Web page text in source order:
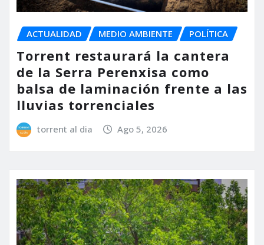
ACTUALIDAD MEDIO AMBIENTE POLÍTICA
Torrent restaurará la cantera
de la Serra Perenxisa como
balsa de laminación frente a las
lluvias torrenciales
torrent al dia Ago 5, 2026